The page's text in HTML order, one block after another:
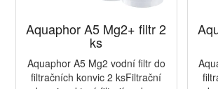
Aquaphor A5 Mg2+ filtr 2
ks
Aquaphor A5 Mg2 vodní filtr do
filtračních konvic 2 ksFiltrační